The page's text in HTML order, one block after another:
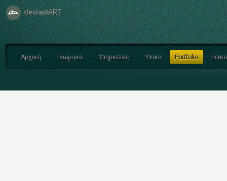
deviantART
Αρχική Γνωριμία Υπηρεσίες Υλικά Portfolio